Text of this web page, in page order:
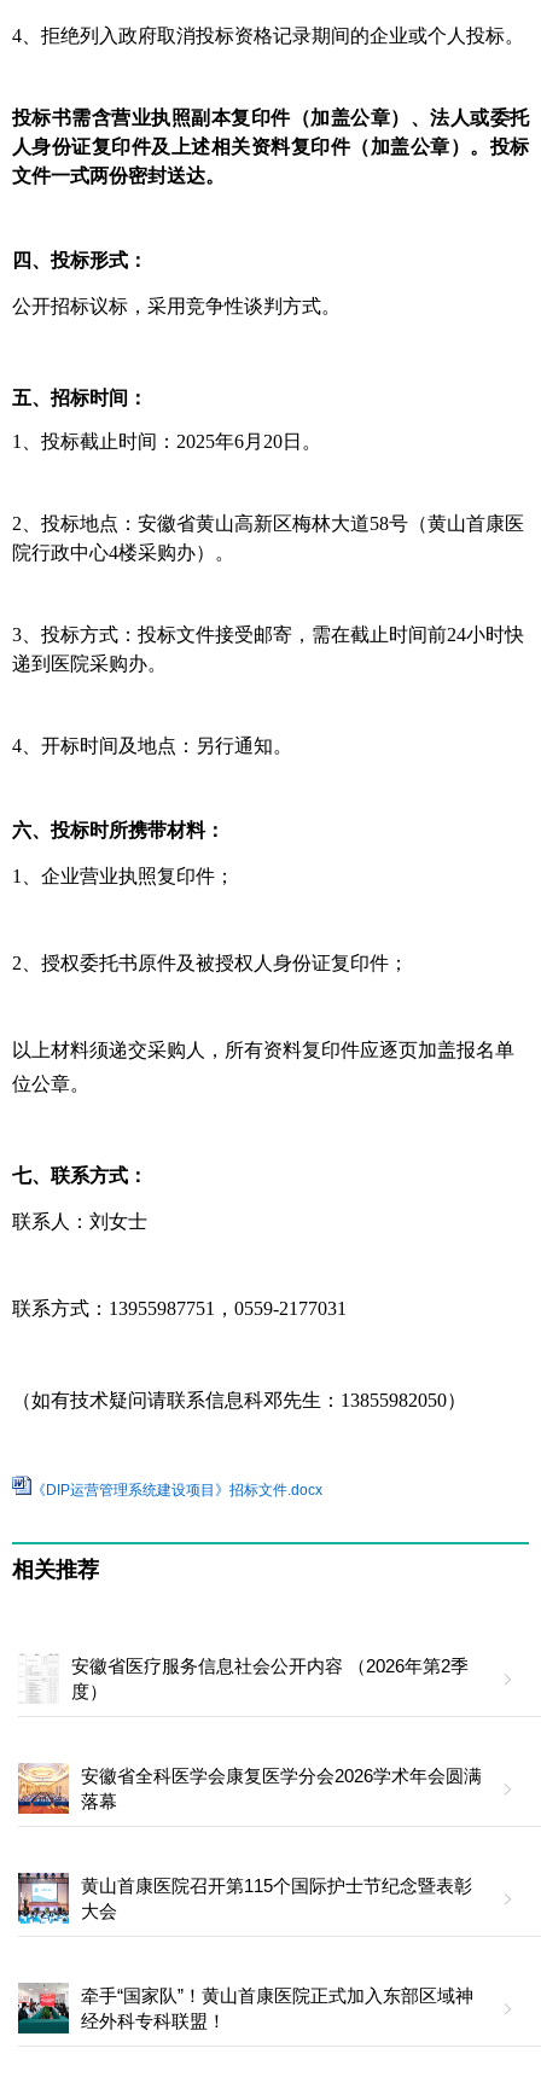
4、拒绝列入政府取消投标资格记录期间的企业或个人投标。
投标书需含营业执照副本复印件（加盖公章）、法人或委托
人身份证复印件及上述相关资料复印件（加盖公章）。投标
文件一式两份密封送达。
四、投标形式：
公开招标议标，采用竞争性谈判方式。
五、招标时间：
1、投标截止时间：2025年6月20日。
2、投标地点：安徽省黄山高新区梅林大道58号（黄山首康医
院行政中心4楼采购办）。
3、投标方式：投标文件接受邮寄，需在截止时间前24小时快
递到医院采购办。
4、开标时间及地点：另行通知。
六、投标时所携带材料：
1、企业营业执照复印件；
2、授权委托书原件及被授权人身份证复印件；
以上材料须递交采购人，所有资料复印件应逐页加盖报名单
位公章。
七、联系方式：
联系人：刘女士
联系方式：13955987751，0559-2177031
（如有技术疑问请联系信息科邓先生：13855982050）
《DIP运营管理系统建设项目》招标文件.docx
相关推荐
安徽省医疗服务信息社会公开内容 （2026年第2季
度）
安徽省全科医学会康复医学分会2026学术年会圆满
落幕
黄山首康医院召开第115个国际护士节纪念暨表彰
大会
牵手“国家队”！黄山首康医院正式加入东部区域神
经外科专科联盟！